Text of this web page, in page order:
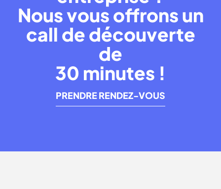
Nous vous offrons un
call de découverte
de
30 minutes !
PRENDRE RENDEZ-VOUS